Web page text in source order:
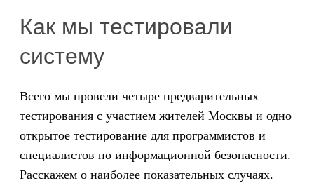
Как мы тестировали
систему
Всего мы провели четыре предварительных
тестирования с участием жителей Москвы и одно
открытое тестирование для программистов и
специалистов по информационной безопасности.
Расскажем о наиболее показательных случаях.